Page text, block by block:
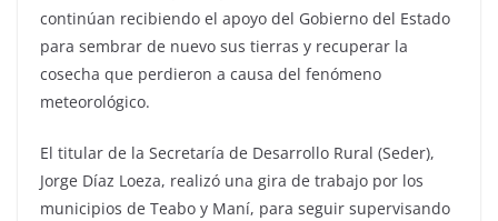
continúan recibiendo el apoyo del Gobierno del Estado
para sembrar de nuevo sus tierras y recuperar la
cosecha que perdieron a causa del fenómeno
meteorológico.
El titular de la Secretaría de Desarrollo Rural (Seder),
Jorge Díaz Loeza, realizó una gira de trabajo por los
municipios de Teabo y Maní, para seguir supervisando